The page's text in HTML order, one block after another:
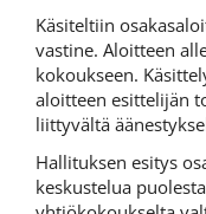
Käsiteltiin
vastine. Aloitteen
kokoukseen.
aloitteen esittelijän
liittyvältä
Hallituksen esitys
keskustelua